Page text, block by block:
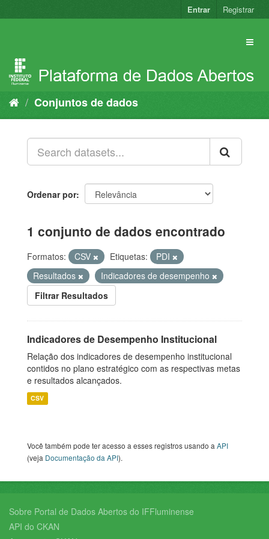
para
Entrar Registrar
Conjuntos de dados
Ordenar por
1 conjunto de dados encontrado
Formatos: CSV Etiquetas:
PDI
Resultados
Indicadores de desempenho
Filtrar Resultados
Indicadores de Desempenho Institucional
Relação dos indicadores de desempenho institucional
contidos no plano estratégico com as respectivas metas
e resultados alcançados.
CSV
Você também pode ter acesso a esses registros usando aAPI
(veja Documentação da API).
Sobre Portal de Dados Abertos do IFFluminense
API do CKAN